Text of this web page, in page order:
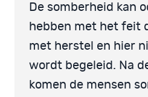
De somberheid kan
hebben met het feit
met herstel en hier
wordt begeleid. Na
komen de mensen